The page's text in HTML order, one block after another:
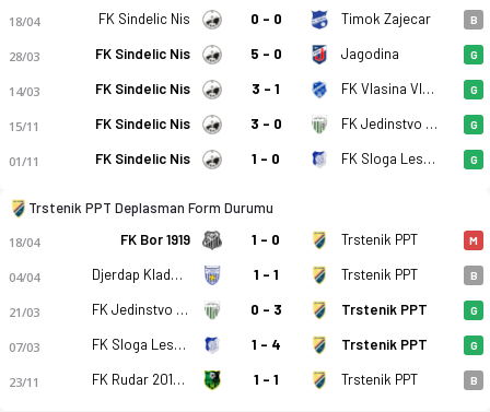
18/04 FK Sindelic Nis 0 - 0 Timok Zajecar B
28/03 FK Sindelic Nis 5 - 0 Jagodina G
14/03 FK Sindelic Nis 3 - 1 FK Vlasina Vlasotince G
15/11 FK Sindelic Nis 3 - 0 FK Jedinstvo Paracin G
01/11 FK Sindelic Nis 1 - 0 FK Sloga Leskovac G
Trstenik PPT Deplasman Form Durumu
18/04 FK Bor 1919 1 - 0 Trstenik PPT M
04/04 Djerdap Kladovo 1 - 1 Trstenik PPT B
21/03 FK Jedinstvo Paracin 0 - 3 Trstenik PPT G
07/03 FK Sloga Leskovac 1 - 4 Trstenik PPT G
23/11 FK Rudar 2016 Aleksinački Rudnik 1 - 1 Trstenik PPT B